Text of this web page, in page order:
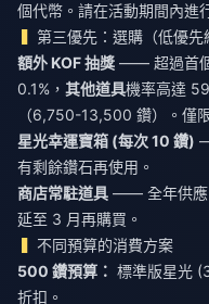
個代幣。請在活動期間內進
第三優先：選購（低優先
額外 KOF 抽獎 —— 超過首
0.1%， 其他道具機率高達
（6,750-13,500 鑽）。僅
星光幸運寶箱 (每次 10 鑽)
有剩餘鑽石再使用。
商店常駐道具 —— 全年供應
延至 3 月再購買。
不同預算的消費方案
500 鑽預算： 標準版星光
折扣。